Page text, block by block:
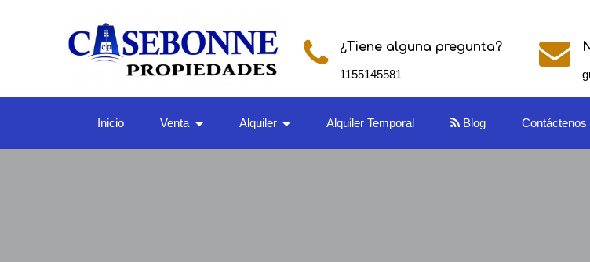
¿Tiene alguna pregunta?
1155145581
Inicio Venta Alquiler Alquiler Temporal Blog Contáctenos